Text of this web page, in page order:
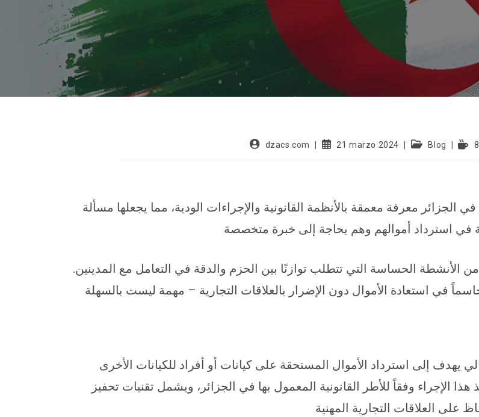
dzacs.com 21 marzo 2024 Blog
الجزائر معرفة معمقة بالأنظمة القانونية والإجراءات الودية، مما يجعلها مسألة
في استرداد أموالهم وهم بحاجة إلى خبرة متخصصة
الأنشطة الحساسة التي تتطلب توازنًا بين الحزم والدقة في التعامل مع المدينين.
في استعادة الأموال دون الإضرار بالعلاقات التجارية – مهمة ليست بالسهلة
يهدف إلى استرداد الأموال المستحقة على كيانات أو أفراد للكيانات الأخرى
هذا الإجراء وفقاً للأطر القانونية المعمول بها في الجزائر، ويشمل تقنيات تحفيز
على العلاقات التجارية المهنية